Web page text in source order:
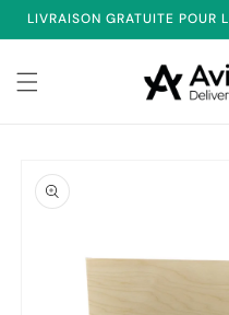
passer
au
LIVRAISON GRATUITE POUR
informations
produits